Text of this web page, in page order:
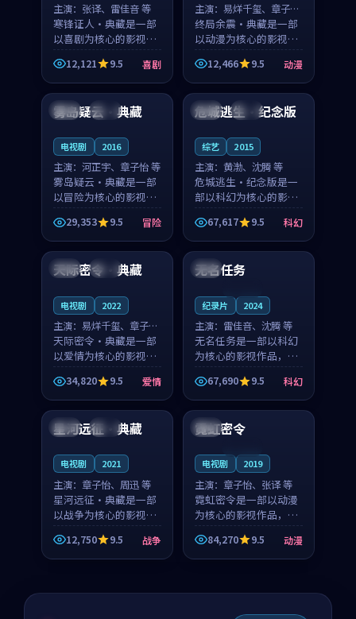
主演： 张译、雷佳音 等
寒锋证人·典藏是一部
以喜剧为核心的影视作
品，围绕危机、反转与
人物成长展开，整体节
奏紧凑，值得推荐观
看。
12,121 9.5 喜剧
主演： 易烊千玺、章子怡
等
终局余震·典藏是一部
以动漫为核心的影视作
品，围绕危机、反转与
人物成长展开，整体节
奏紧凑，值得推荐观
看。
12,466 9.5 动漫
美国 高分
雾岛疑云·典藏
电视剧 2016
主演： 河正宇、章子怡 等
雾岛疑云·典藏是一部
以冒险为核心的影视作
品，围绕危机、反转与
人物成长展开，整体节
奏紧凑，值得推荐观
看。
29,353 9.5 冒险
泰国 热播
危城逃生·纪念版
综艺 2015
主演： 黄渤、沈腾 等
危城逃生·纪念版是一
部以科幻为核心的影视
作品，围绕危机、反转
与人物成长展开，整体
节奏紧凑，值得推荐观
看。
67,617 9.5 科幻
中国 独播
天际密令·典藏
电视剧 2022
主演： 易烊千玺、章子怡
等
天际密令·典藏是一部
以爱情为核心的影视作
品，围绕危机、反转与
人物成长展开，整体节
奏紧凑，值得推荐观
看。
34,820 9.5 爱情
泰国
无名任务
纪录片 2024
主演： 雷佳音、沈腾 等
无名任务是一部以科幻
为核心的影视作品，围
绕危机、反转与人物成
长展开，整体节奏紧
凑，值得推荐观看。
67,690 9.5 科幻
中国 杜比
星河远征·典藏
电视剧 2021
主演： 章子怡、周迅 等
星河远征·典藏是一部
以战争为核心的影视作
品，围绕危机、反转与
人物成长展开，整体节
奏紧凑，值得推荐观
12,750 9.5 战争
泰国
霓虹密令
电视剧 2019
主演： 章子怡、张译 等
霓虹密令是一部以动漫
为核心的影视作品，围
绕危机、反转与人物成
长展开，整体节奏紧
凑，值得推荐观看。
84,270 9.5 动漫